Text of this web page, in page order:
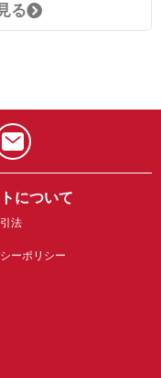
る
について
法
ーポリシー